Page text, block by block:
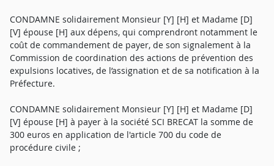
CONDAMNE solidairement Monsieur [Y] [H] et Madame [D]
[V] épouse [H] aux dépens, qui comprendront notamment le
coût de commandement de payer, de son signalement à la
Commission de coordination des actions de prévention des
expulsions locatives, de l’assignation et de sa notification à la
Préfecture.
CONDAMNE solidairement Monsieur [Y] [H] et Madame [D]
[V] épouse [H] à payer à la société SCI BRECAT la somme de
300 euros en application de l'article 700 du code de
procédure civile ;